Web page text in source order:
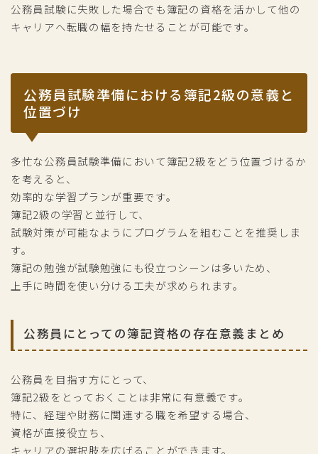
公務員試験に失敗した場合でも簿記の資格を活かして他の
キャリアへ転職の幅を持たせることが可能です。
公務員試験準備における簿記2級の意義と
位置づけ
多忙な公務員試験準備において簿記2級をどう位置づけるか
を考えると、
効率的な学習プランが重要です。
簿記2級の学習と並行して、
試験対策が可能なようにプログラムを組むことを推奨しま
す。
簿記の勉強が試験勉強にも役立つシーンは多いため、
上手に時間を使い分ける工夫が求められます。
公務員にとっての簿記資格の存在意義まとめ
公務員を目指す方にとって、
簿記2級をとっておくことは非常に有意義です。
特に、経理や財務に関連する職を希望する場合、
資格が直接役立ち、
キャリアの選択肢を広げることができます。